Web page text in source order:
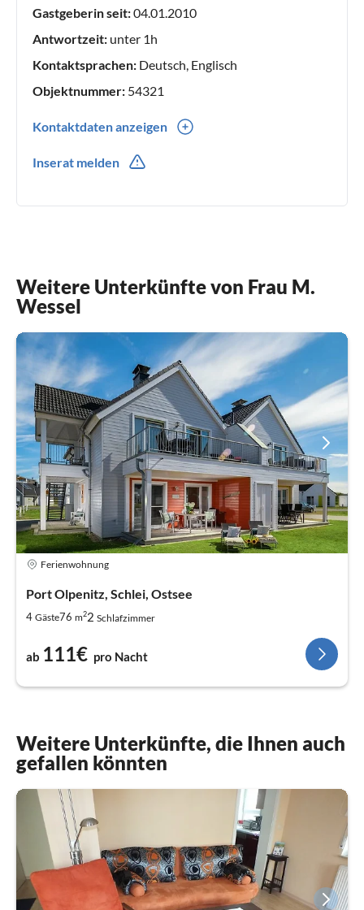
Gastgeberin seit:04.01.2010
Antwortzeit: unter 1h
Kontaktsprachen: Deutsch, Englisch
Objektnummer: 54321
Kontaktdaten anzeigen
Inserat melden
Weitere Unterkünfte von Frau M.
Wessel
Ferienwohnung
Port Olpenitz, Schlei, Ostsee
4 Gäste76 m22 Schlafzimmer
ab 111€ pro Nacht
Weitere Unterkünfte, die Ihnen auch
gefallen könnten